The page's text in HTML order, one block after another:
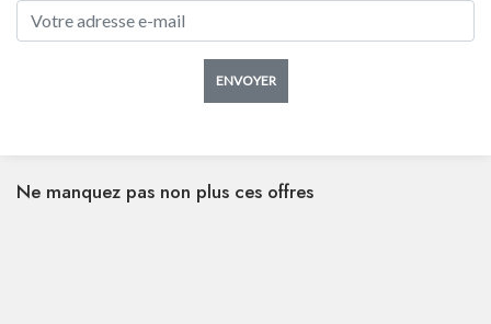
ENVOYER
Ne manquez pas non plus ces offres